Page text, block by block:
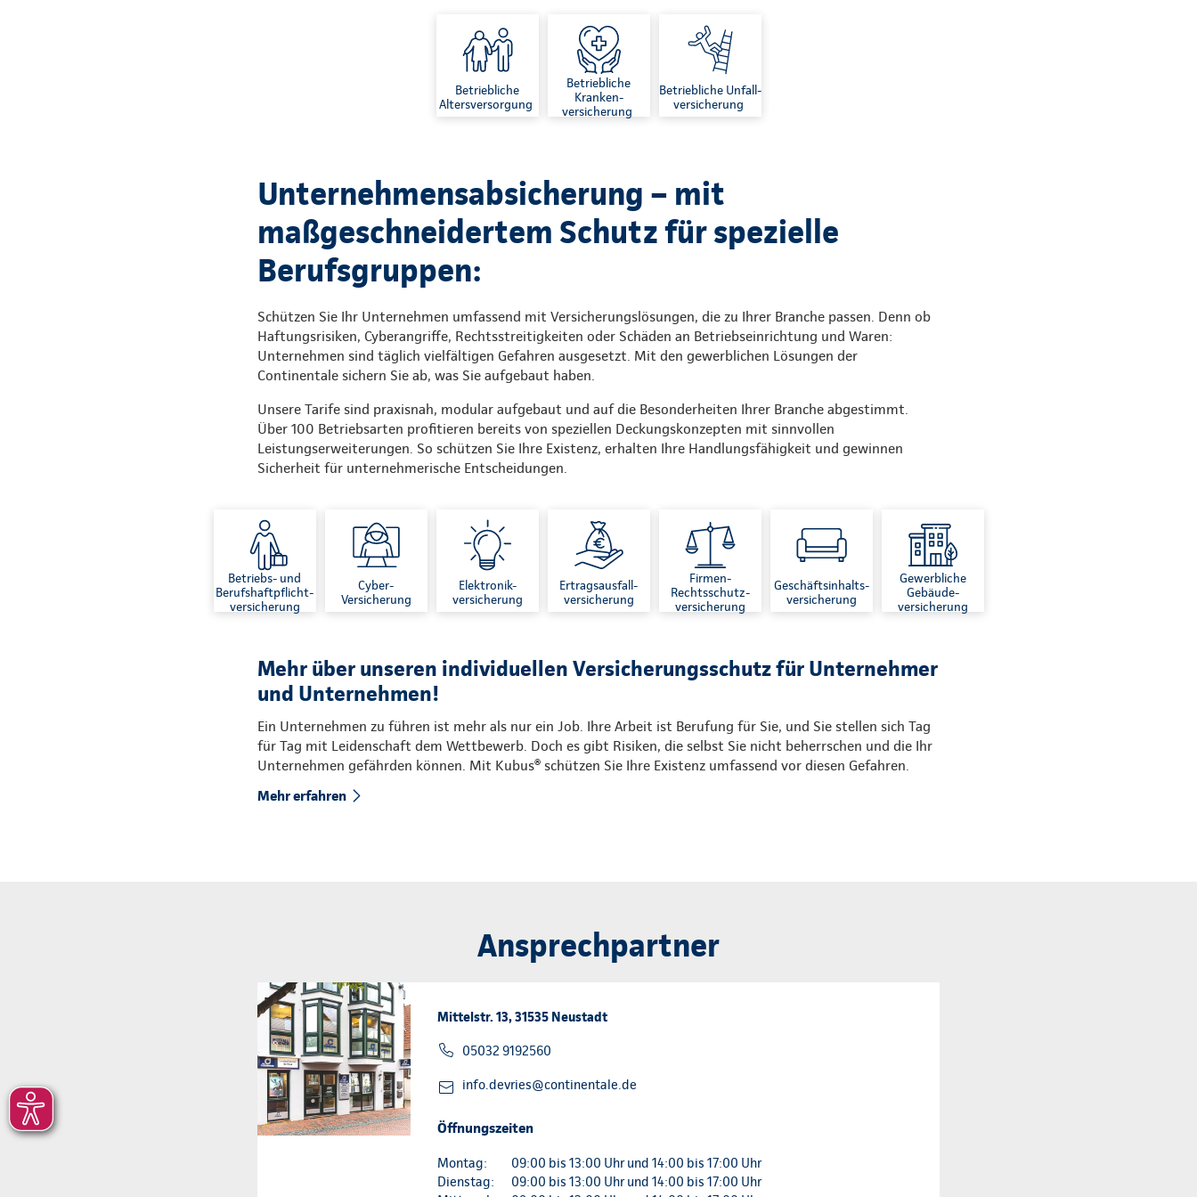
Betriebliche
Altersversorgung
Betriebliche
Kranken-
versicherung
Betriebliche Unfall-
versicherung
Unternehmensabsicherung – mit
maßgeschneidertem Schutz für spezielle
Berufsgruppen:
Schützen Sie Ihr Unternehmen umfassend mit Versicherungslösungen, die zu Ihrer Branche passen. Denn ob
Haftungsrisiken, Cyberangriffe, Rechtsstreitigkeiten oder Schäden an Betriebseinrichtung und Waren:
Unternehmen sind täglich vielfältigen Gefahren ausgesetzt. Mit den gewerblichen Lösungen der
Continentale sichern Sie ab, was Sie aufgebaut haben.
Unsere Tarife sind praxisnah, modular aufgebaut und auf die Besonderheiten Ihrer Branche abgestimmt.
Über 100 Betriebsarten profitieren bereits von speziellen Deckungskonzepten mit sinnvollen
Leistungserweiterungen. So schützen Sie Ihre Existenz, erhalten Ihre Handlungsfähigkeit und gewinnen
Sicherheit für unternehmerische Entscheidungen.
Betriebs- und
Berufshaftpflicht-
versicherung
Cyber-
Versicherung
Elektronik-
versicherung
Ertragsausfall-
versicherung
Firmen-
Rechtsschutz-
versicherung
Geschäftsinhalts-
versicherung
Gewerbliche
Gebäude-
versicherung
Mehr über unseren individuellen Versicherungsschutz für Unternehmer
und Unternehmen!
Ein Unternehmen zu führen ist mehr als nur ein Job. Ihre Arbeit ist Berufung für Sie, und Sie stellen sich Tag
für Tag mit Leidenschaft dem Wettbewerb. Doch es gibt Risiken, die selbst Sie nicht beherrschen und die Ihr
Unternehmen gefährden können. Mit Kubus® schützen Sie Ihre Existenz umfassend vor diesen Gefahren.
Mehr erfahren
Ansprechpartner
Mittelstr. 13, 31535 Neustadt
05032 9192560
info.devries@continentale.de
Öffnungszeiten
Montag:
09:00 bis 13:00 Uhr und 14:00 bis 17:00 Uhr
Dienstag:
09:00 bis 13:00 Uhr und 14:00 bis 17:00 Uhr